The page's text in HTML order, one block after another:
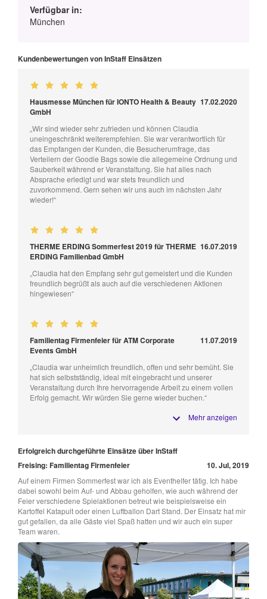
Verfügbar in:
München
Kundenbewertungen von InStaff Einsätzen
Hausmesse München für IONTO Health & Beauty
GmbH
17.02.2020
„Wir sind wieder sehr zufrieden und können Claudia
uneingeschränkt weiterempfehlen. Sie war verantwortlich für
das Empfangen der Kunden, die Besucherumfrage, das
Verteilern der Goodie Bags sowie die allegemeine Ordnung und
Sauberkeit während er Veranstaltung. Sie hat alles nach
Absprache erledigt und war stets freundlich und
zuvorkommend. Gern sehen wir uns auch im nächsten Jahr
wieder!“
THERME ERDING Sommerfest 2019 für THERME
ERDING Familienbad GmbH
16.07.2019
„Claudia hat den Empfang sehr gut gemeistert und die Kunden
freundlich begrüßt als auch auf die verschiedenen Aktionen
hingewiesen“
Familientag Firmenfeier für ATM Corporate
Events GmbH
11.07.2019
„Claudia war unheimlich freundlich, offen und sehr bemüht. Sie
hat sich selbstständig, ideal mit eingebracht und unserer
Veranstaltung durch Ihre hervorragende Arbeit zu einem vollen
Erfolg gemacht. Wir würden Sie gerne wieder buchen.“
Mehr anzeigen
Erfolgreich durchgeführte Einsätze über InStaff
Freising: Familientag Firmenfeier
10. Jul, 2019
Auf einem Firmen Sommerfest war ich als Eventhelfer tätig. Ich habe
dabei sowohl beim Auf- und Abbau geholfen, wie auch während der
Feier verschiedene Spielaktionen betreut wie beispielsweise ein
Kartoffel Katapult oder einen Luftballon Dart Stand. Der Einsatz hat mir
gut gefallen, da alle Gäste viel Spaß hatten und wir auch ein super
Team waren.